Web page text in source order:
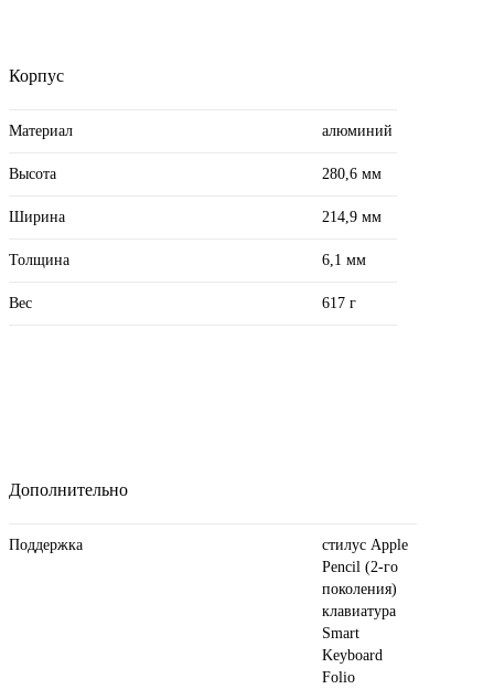
Корпус
Материал алюминий
Высота 280,6 мм
Ширина 214,9 мм
Толщина 6,1 мм
Вес 617 г
Дополнительно
Поддержка
стилус Apple
Pencil (2‑го
поколения)
клавиатура
Smart
Keyboard
Folio